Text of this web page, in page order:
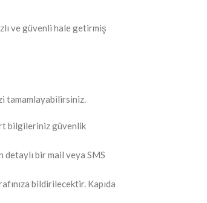
ve güvenli hale getirmiş
tamamlayabilirsiniz.
bilgileriniz güvenlik
bir mail veya SMS
bildirilecektir. Kapıda